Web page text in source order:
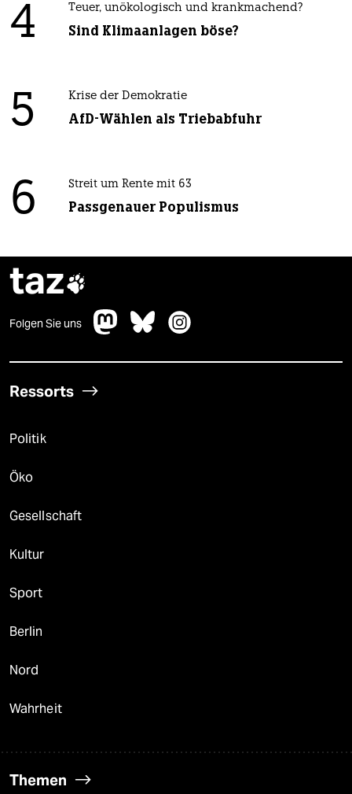
4 Teuer, unökologisch und krankmachend?
Sind Klimaanlagen böse?
5 Krise der Demokratie
AfD-Wählen als Triebabfuhr
6 Streit um Rente mit 63
Passgenauer Populismus
taz
Folgen Sie uns
Ressorts
Politik
Öko
Gesellschaft
Kultur
Sport
Berlin
Nord
Wahrheit
Themen